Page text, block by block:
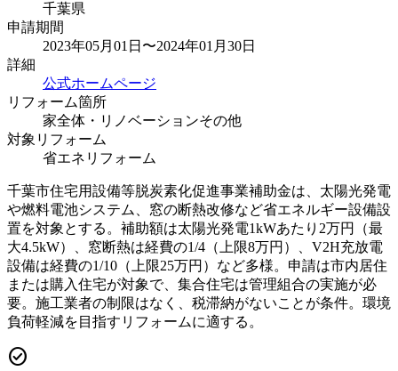
千葉県
申請期間
2023年05月01日〜2024年01月30日
詳細
公式ホームページ
リフォーム箇所
家全体・リノベーションその他
対象リフォーム
省エネリフォーム
千葉市住宅用設備等脱炭素化促進事業補助金は、太陽光発電
や燃料電池システム、窓の断熱改修など省エネルギー設備設
置を対象とする。補助額は太陽光発電1kWあたり2万円（最
大4.5kW）、窓断熱は経費の1/4（上限8万円）、V2H充放電
設備は経費の1/10（上限25万円）など多様。申請は市内居住
または購入住宅が対象で、集合住宅は管理組合の実施が必
要。施工業者の制限はなく、税滞納がないことが条件。環境
負荷軽減を目指すリフォームに適する。
check_circle